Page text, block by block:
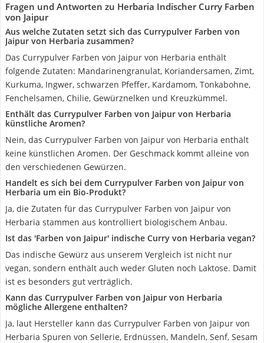
Fragen und Antworten zu Herbaria Indischer Curry Farben
von Jaipur
Aus welche Zutaten setzt sich das Currypulver Farben von
Jaipur von Herbaria zusammen?
Das Currypulver Farben von Jaipur von Herbaria enthält
folgende Zutaten: Mandarinengranulat, Koriandersamen, Zimt,
Kurkuma, Ingwer, schwarzen Pfeffer, Kardamom, Tonkabohne,
Fenchelsamen, Chilie, Gewürznelken und Kreuzkümmel.
Enthält das Currypulver Farben von Jaipur von Herbaria
künstliche Aromen?
Nein, das Currypulver Farben von Jaipur von Herbaria enthält
keine künstlichen Aromen. Der Geschmack kommt alleine von
den verschiedenen Gewürzen.
Handelt es sich bei dem Currypulver Farben von Jaipur von
Herbaria um ein Bio-Produkt?
Ja, die Zutaten für das Currypulver Farben von Jaipur von
Herbaria stammen aus kontrolliert biologischem Anbau.
Ist das 'Farben von Jaipur' indische Curry von Herbaria vegan?
Das indische Gewürz aus unserem Vergleich ist nicht nur
vegan, sondern enthält auch weder Gluten noch Laktose. Damit
ist es besonders gut verträglich.
Kann das Currypulver Farben von Jaipur von Herbaria
mögliche Allergene enthalten?
Ja, laut Hersteller kann das Currypulver Farben von Jaipur von
Herbaria Spuren von Sellerie, Erdnüssen, Mandeln, Senf, Sesam